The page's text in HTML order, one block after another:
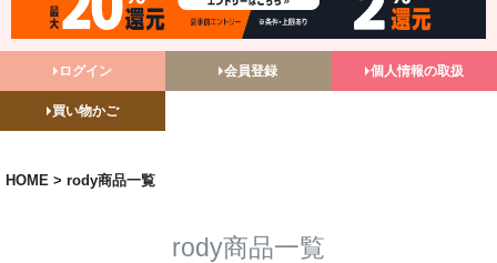
ログイン 会員登録 個人情報の取扱
買い物かご
HOME rody商品一覧
rody商品一覧
予約商品のみを表示
並び順
登録順
価格が高い順
キーワードヒット順